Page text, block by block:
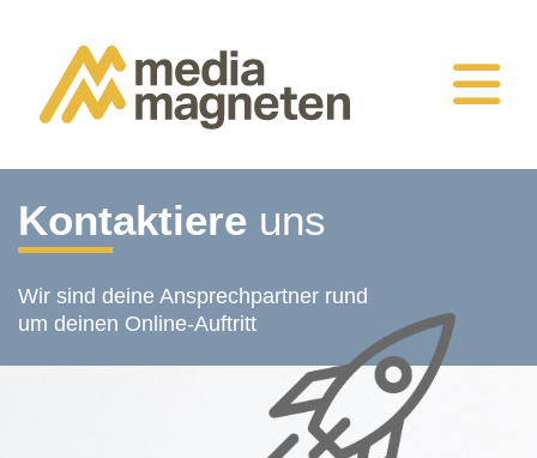
Kontaktiere uns
Wir sind deine Ansprechpartner rund
um deinen Online-Auftritt